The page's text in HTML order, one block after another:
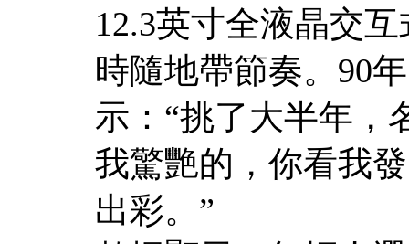
12.3英寸全液晶交
時隨地帶節奏。90
示：“挑了大半年，
我驚艷的，你看我
出彩。”